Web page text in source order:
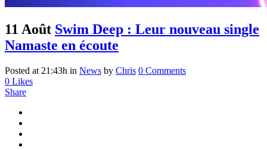
11 Août Swim Deep : Leur nouveau single
Namaste en écoute
Posted at 21:43h in News by Chris 0 Comments
0 Likes
Share